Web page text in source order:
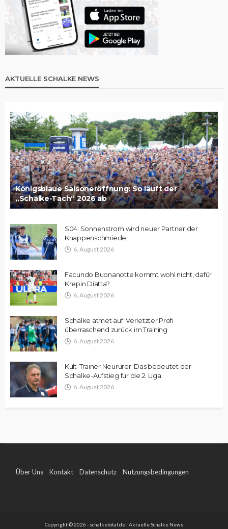
AKTUELLE SCHALKE NEWS
Königsblaue Saisoneröffnung: So läuft der
„Schalke-Tach“ 2026 ab
S04: Sonnenstrom wird neuer Partner der
Knappenschmiede
6. August 2026
Facundo Buonanotte kommt wohl nicht, dafür
Krepin Diatta?
6. August 2026
Schalke atmet auf: Verletzter Profi
überraschend zurück im Training
6. August 2026
Kult-Trainer Neururer: Das bedeutet der
Schalke-Aufstieg für die 2. Liga
6. August 2026
Über Uns Kontakt Datenschutz Nutzungsbedingungen
Copyright © 2026 - schalketotal.de | Aktuelle Schalke News